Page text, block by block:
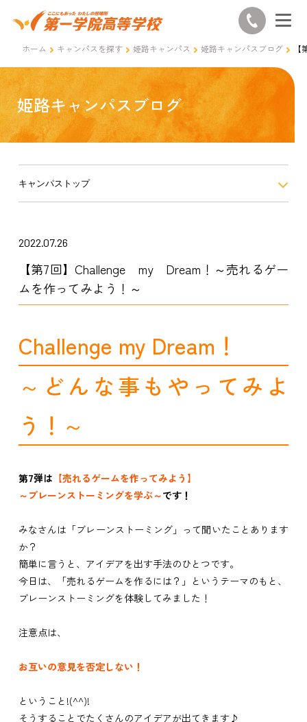
ホーム キャンパスを探す 姫路キャンパス 姫路キャンパスブログ
姫路キャンパスブログ
キャンパストップ
2022.07.26
【第7回】Challenge my Dream！～売れるゲー
ムを作ってみよう！～
Challenge my Dream！
～どんな事もやってみよ
う！～
第7弾は 【売れるゲームを作ってみよう】
～ブレーンストーミングを学ぶ～です！
みなさんは「ブレーンストーミング」って聞いたことあります
か？
簡単に言うと、アイデアを出す手法のひとつです。
今日は、「売れるゲームを作るには？」というテーマのもと、
ブレーンストーミングを体験してみました！
注意点は、
お互いの意見を否定しない！
ということ!(^^)!
そうすることでたくさんのアイデアが出てきます♪